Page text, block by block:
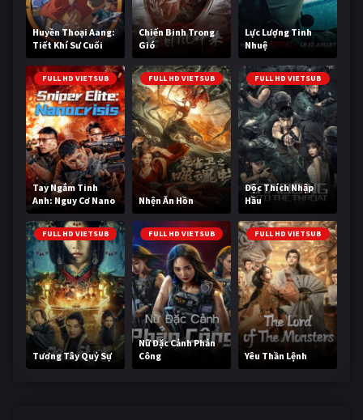
Huyền Thoại Aang:
Tiết Khí Sư Cuối
Cùng
Chiến Binh Trong
Gió
Lực Lượng Tinh
Nhuệ
FULL HD VIETSUB
Tay Ngắm Tinh
Anh: Nguy Cơ Nano
FULL HD VIETSUB
Nhện Ăn Hồn
FULL HD VIETSUB
Độc Thích Nhập
Hầu
FULL HD VIETSUB
Tương Tây Quỷ Sự
FULL HD VIETSUB
Nữ Đặc Cảnh Phản
Công
FULL HD VIETSUB
Yêu Thần Lệnh